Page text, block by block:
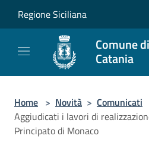
Regione Siciliana
Comune
Catania
Home > Novità > Comunicati
Aggiudicati i lavori di
Principato di Monaco